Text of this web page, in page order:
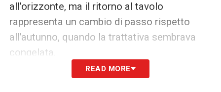
all’orizzonte, ma il ritorno al tavolo
rappresenta un cambio di passo rispetto
all’autunno, quando la trattativa sembrava
congelata.
La questione economica sarà centrale: il
READ MORE